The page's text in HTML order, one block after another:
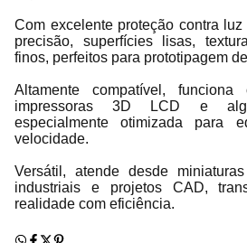
Com excelente proteção contra
precisão, superfícies lisas,
finos, perfeitos para prototipagem
Altamente compatível,
impressoras 3D LCD e
especialmente otimizada para
velocidade.
Versátil, atende desde
industriais e projetos CAD,
realidade com eficiência.